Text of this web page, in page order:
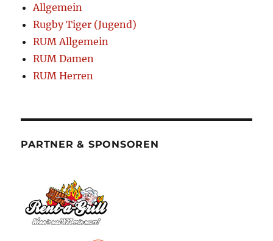
Allgemein
Rugby Tiger (Jugend)
RUM Allgemein
RUM Damen
RUM Herren
PARTNER & SPONSOREN